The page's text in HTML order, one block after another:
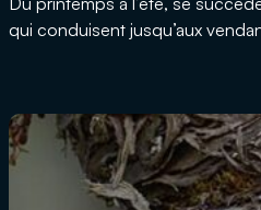
qui conduisent jusqu’aux